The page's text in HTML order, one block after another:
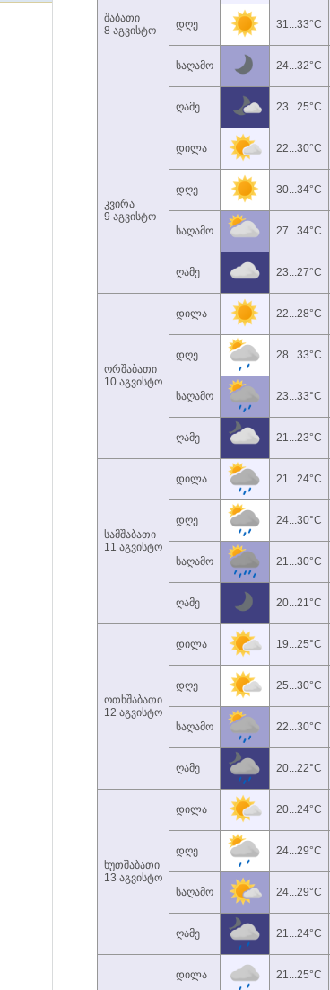
შაბათი
8 აგვისტო
დღე 31...33°C
საღამო 24...32°C
ღამე 23...25°C
კვირა
9 აგვისტო
დილა 22...30°C
დღე 30...34°C
საღამო 27...34°C
ღამე 23...27°C
ორშაბათი
10 აგვისტო
დილა 22...28°C
დღე 28...33°C
საღამო 23...33°C
ღამე 21...23°C
სამშაბათი
11 აგვისტო
დილა 21...24°C
დღე 24...30°C
საღამო 21...30°C
ღამე 20...21°C
ოთხშაბათი
12 აგვისტო
დილა 19...25°C
დღე 25...30°C
საღამო 22...30°C
ღამე 20...22°C
ხუთშაბათი
13 აგვისტო
დილა 20...24°C
დღე 24...29°C
საღამო 24...29°C
ღამე 21...24°C
დილა 21...25°C